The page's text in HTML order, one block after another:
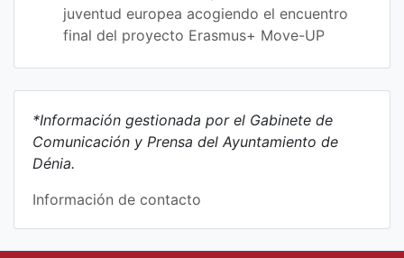
juventud europea acogiendo el encuentro
final del proyecto Erasmus+ Move-UP
*Información gestionada por el Gabinete de
Comunicación y Prensa del Ayuntamiento de
Dénia.
Información de contacto